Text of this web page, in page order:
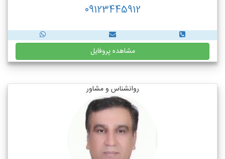
09123445912
مشاهده پروفایل
روانشناس و مشاور